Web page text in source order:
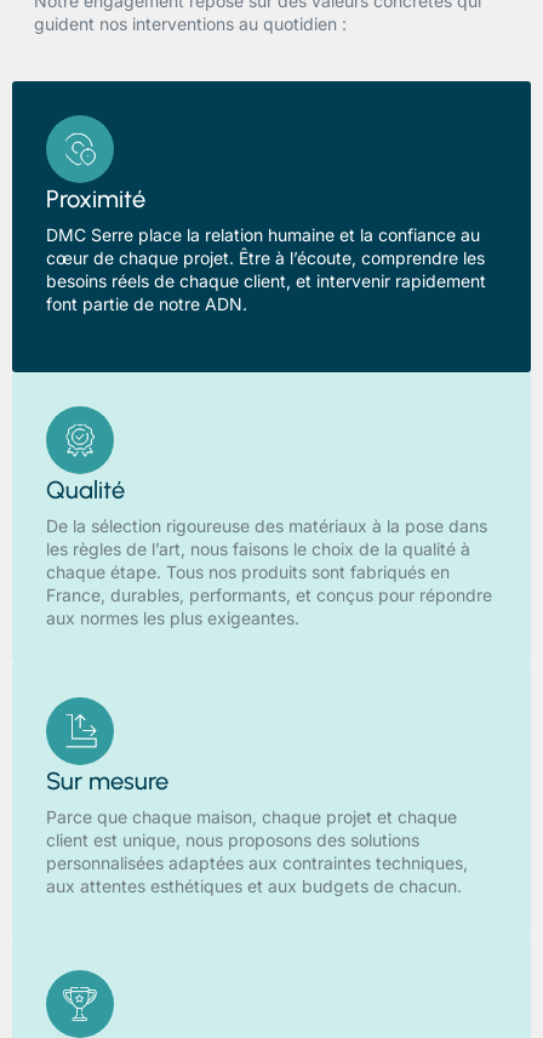
guident nos interventions au quotidien :
Proximité
DMC Serre place la relation humaine et la confiance au
cœur de chaque projet. Être à l’écoute, comprendre les
besoins réels de chaque client, et intervenir rapidement
font partie de notre ADN.
Qualité
De la sélection rigoureuse des matériaux à la pose dans
les règles de l’art, nous faisons le choix de la qualité à
chaque étape. Tous nos produits sont fabriqués en
France, durables, performants, et conçus pour répondre
aux normes les plus exigeantes.
Sur mesure
Parce que chaque maison, chaque projet et chaque
client est unique, nous proposons des solutions
personnalisées adaptées aux contraintes techniques,
aux attentes esthétiques et aux budgets de chacun.